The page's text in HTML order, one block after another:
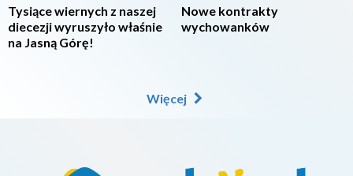
Tysiące wiernych z naszej
diecezji wyruszyło właśnie
na Jasną Górę!
Nowe kontrakty
wychowanków
Więcej